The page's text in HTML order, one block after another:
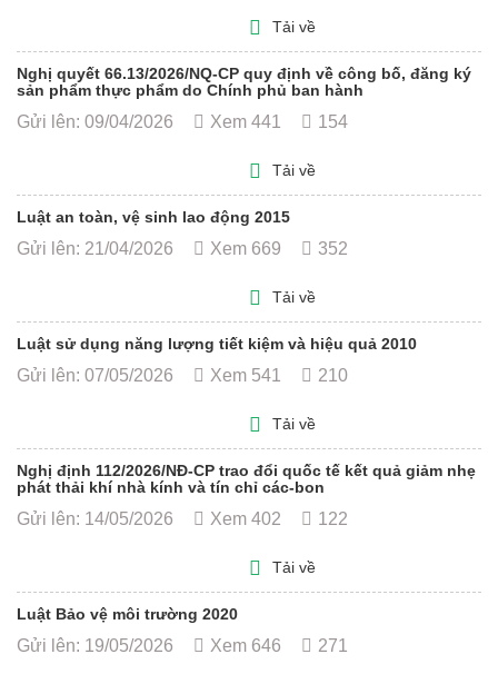
Tải về
Nghị quyết 66.13/2026/NQ-CP quy định về công bố, đăng ký
sản phẩm thực phẩm do Chính phủ ban hành
Gửi lên: 09/04/2026 Xem 441 154
Tải về
Luật an toàn, vệ sinh lao động 2015
Gửi lên: 21/04/2026 Xem 669 352
Tải về
Luật sử dụng năng lượng tiết kiệm và hiệu quả 2010
Gửi lên: 07/05/2026 Xem 541 210
Tải về
Nghị định 112/2026/NĐ-CP trao đổi quốc tế kết quả giảm nhẹ
phát thải khí nhà kính và tín chỉ các-bon
Gửi lên: 14/05/2026 Xem 402 122
Tải về
Luật Bảo vệ môi trường 2020
Gửi lên: 19/05/2026 Xem 646 271